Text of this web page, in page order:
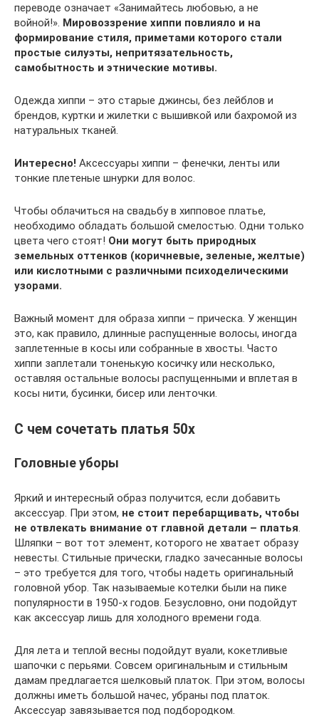
переводе означает «Занимайтесь любовью, а не
войной!». Мировоззрение хиппи повлияло и на
формирование стиля, приметами которого стали
простые силуэты, непритязательность,
самобытность и этнические мотивы.
Одежда хиппи – это старые джинсы, без лейблов и
брендов, куртки и жилетки с вышивкой или бахромой из
натуральных тканей.
Интересно! Аксессуары хиппи – фенечки, ленты или
тонкие плетеные шнурки для волос.
Чтобы облачиться на свадьбу в хипповое платье,
необходимо обладать большой смелостью. Одни только
цвета чего стоят! Они могут быть природных
земельных оттенков (коричневые, зеленые, желтые)
или кислотными с различными психоделическими
узорами.
Важный момент для образа хиппи – прическа. У женщин
это, как правило, длинные распущенные волосы, иногда
заплетенные в косы или собранные в хвосты. Часто
хиппи заплетали тоненькую косичку или несколько,
оставляя остальные волосы распущенными и вплетая в
косы нити, бусинки, бисер или ленточки.
С чем сочетать платья 50х
Головные уборы
Яркий и интересный образ получится, если добавить
аксессуар. При этом, не стоит перебарщивать, чтобы
не отвлекать внимание от главной детали – платья.
Шляпки – вот тот элемент, которого не хватает образу
невесты. Стильные прически, гладко зачесанные волосы
– это требуется для того, чтобы надеть оригинальный
головной убор. Так называемые котелки были на пике
популярности в 1950-х годов. Безусловно, они подойдут
как аксессуар лишь для холодного времени года.
Для лета и теплой весны подойдут вуали, кокетливые
шапочки с перьями. Совсем оригинальным и стильным
дамам предлагается шелковый платок. При этом, волосы
должны иметь большой начес, убраны под платок.
Аксессуар завязывается под подбородком.